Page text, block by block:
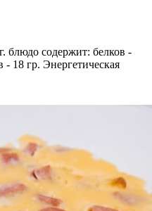
блюдо содержит: белков -
- 18 гр. Энергетическая